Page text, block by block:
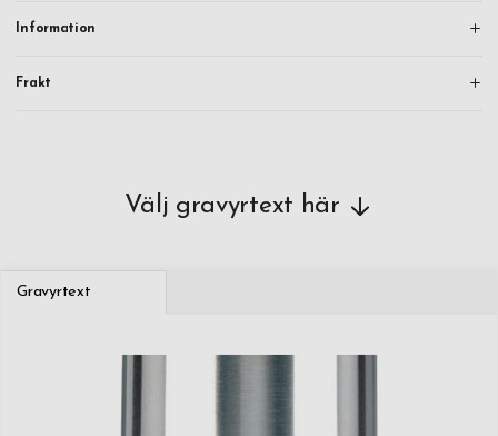
Information
Frakt
Välj gravyrtext här
Gravyrtext